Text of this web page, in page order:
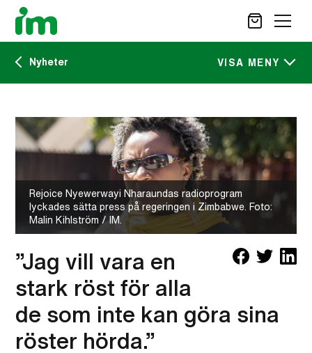
OM IM
VAD VI GÖR
VAD DU KAN GÖRA
SÖK
Nyheter VISA MENY
IM:s tidskrift
Nyheter
Rejoice Nyewerwayi Nharaundas radioprogram
lyckades sätta press på regeringen i Zimbabwe. Foto:
Malin Kihlström / IM.
”Jag vill vara en
stark röst för alla
de som inte kan göra sina
röster hörda.”